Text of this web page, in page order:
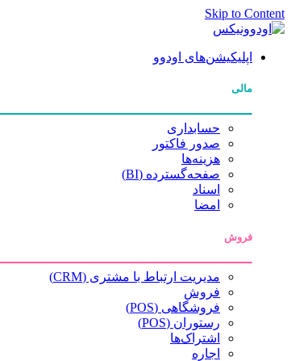
Skip to Content
اپلیکیشن‌های اودوو
مالی
حسابداری
صدور فاکتور
هزینه‌ها
صفحه‌گسترده (BI)
اسناد
امضا
فروش
مدیریت ارتباط با مشتری (CRM)
فروش
فروشگاهی (POS)
رستوران (POS)
اشتراک‌ها
اجاره